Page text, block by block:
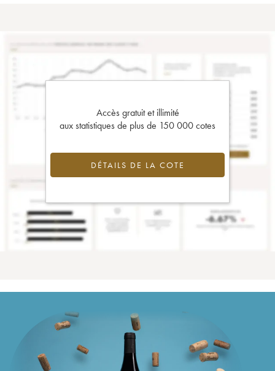
Accès gratuit et illimité
aux statistiques de plus de 150 000 cotes
DÉTAILS DE LA COTE